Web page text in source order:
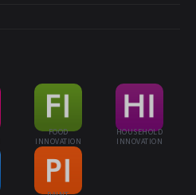
FOOD
INNOVATION
HOUSEHOLD
INNOVATION